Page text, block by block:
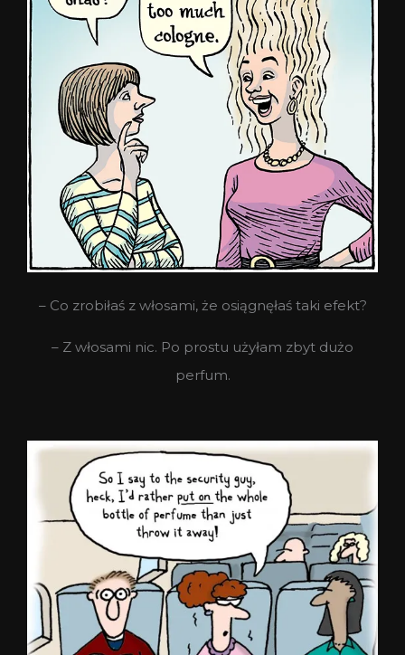
– Co zrobiłaś z włosami, że osiągnęłaś taki efekt?
– Z włosami nic. Po prostu użyłam zbyt dużo
perfum.